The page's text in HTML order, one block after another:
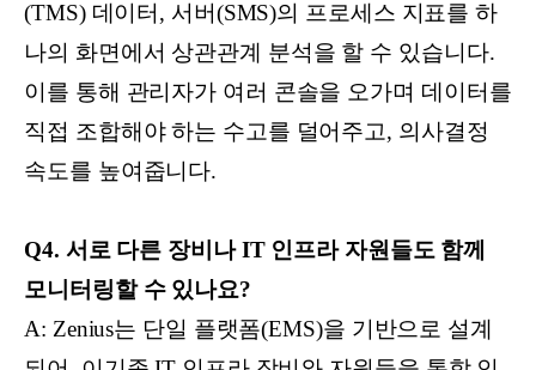
(TMS) 데이터, 서버(SMS)의 프로세스 지표를 하
나의 화면에서 상관관계 분석을 할 수 있습니다.
이를 통해 관리자가 여러 콘솔을 오가며 데이터를
직접 조합해야 하는 수고를 덜어주고, 의사결정
속도를 높여줍니다.
Q4. 서로 다른 장비나 IT 인프라 자원들도 함께
모니터링할 수 있나요?
A: Zenius는 단일 플랫폼(EMS)을 기반으로 설계